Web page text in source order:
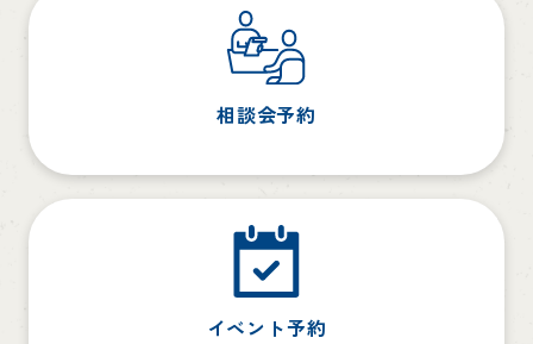
相談会予約
イベント予約